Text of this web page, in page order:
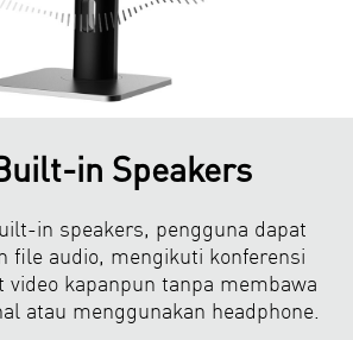
in Speakers
in speakers, pengguna dapat
file audio, mengikuti konferensi
video kapanpun tanpa membawa
atau menggunakan headphone.